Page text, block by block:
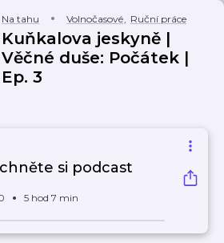
Na tahu Volnočasové, Ruční práce
Kuňkalova jeskyně |
Věčné duše: Počátek |
Ep. 3
si podcast
5 hod 7 min